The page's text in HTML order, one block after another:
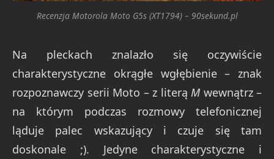
Recenzja Motorola Moto G5s (XT1794) – 90sekund.pl
Na pleckach znalazło się oczywiście
charakterystyczne okrągłe wgłębienie – znak
rozpoznawczy serii Moto – z literą M wewnątrz –
na którym podczas rozmowy telefonicznej
ląduje palec wskazujący i czuje się tam
doskonale ;). Jedyne charakterystyczne i